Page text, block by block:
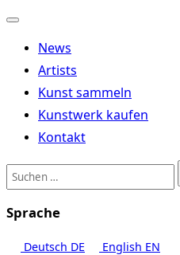
Navigation
umschalten
News
Artists
Kunst sammeln
Kunstwerk kaufen
Kontakt
Suchen
nach:
Sprache
Deutsch DE English EN